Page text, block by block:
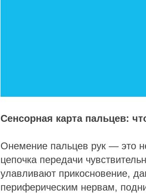
Сенсорная карта пальцев:
Онемение пальцев рук — это
цепочка передачи
улавливают прикосновение,
периферическим нервам,